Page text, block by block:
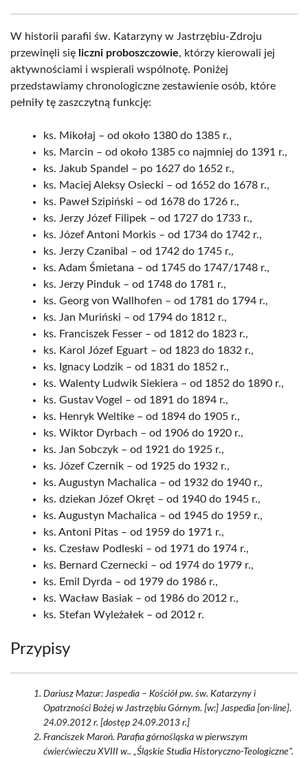
W historii parafii św. Katarzyny w Jastrzębiu-Zdroju
przewinęli się liczni proboszczowie, którzy kierowali jej
aktywnościami i wspierali wspólnotę. Poniżej
przedstawiamy chronologiczne zestawienie osób, które
pełniły tę zaszczytną funkcję:
ks. Mikołaj – od około 1380 do 1385 r.,
ks. Marcin – od około 1385 co najmniej do 1391 r.,
ks. Jakub Spandel – po 1627 do 1652 r.,
ks. Maciej Aleksy Osiecki – od 1652 do 1678 r.,
ks. Paweł Szipiński – od 1678 do 1726 r.,
ks. Jerzy Józef Filipek – od 1727 do 1733 r.,
ks. Józef Antoni Morkis – od 1734 do 1742 r.,
ks. Jerzy Czanibal – od 1742 do 1745 r.,
ks. Adam Śmietana – od 1745 do 1747/1748 r.,
ks. Jerzy Pinduk – od 1748 do 1781 r.,
ks. Georg von Wallhofen – od 1781 do 1794 r.,
ks. Jan Muriński – od 1794 do 1812 r.,
ks. Franciszek Fesser – od 1812 do 1823 r.,
ks. Karol Józef Eguart – od 1823 do 1832 r.,
ks. Ignacy Lodzik – od 1831 do 1852 r.,
ks. Walenty Ludwik Siekiera – od 1852 do 1890 r.,
ks. Gustav Vogel – od 1891 do 1894 r.,
ks. Henryk Weltike – od 1894 do 1905 r.,
ks. Wiktor Dyrbach – od 1906 do 1920 r.,
ks. Jan Sobczyk – od 1921 do 1925 r.,
ks. Józef Czernik – od 1925 do 1932 r.,
ks. Augustyn Machalica – od 1932 do 1940 r.,
ks. dziekan Józef Okręt – od 1940 do 1945 r.,
ks. Augustyn Machalica – od 1945 do 1959 r.,
ks. Antoni Pitas – od 1959 do 1971 r.,
ks. Czesław Podleski – od 1971 do 1974 r.,
ks. Bernard Czernecki – od 1974 do 1979 r.,
ks. Emil Dyrda – od 1979 do 1986 r.,
ks. Wacław Basiak – od 1986 do 2012 r.,
ks. Stefan Wyleżałek – od 2012 r.
Przypisy
Dariusz Mazur: Jaspedia – Kościół pw. św. Katarzyny i
Opatrzności Bożej w Jastrzębiu Górnym. [w:] Jaspedia [on-line].
24.09.2012 r. [dostęp 24.09.2013 r.]
Franciszek Maroń. Parafia górnośląska w pierwszym
ćwierćwieczu XVIII w.. „Śląskie Studia Historyczno-Teologiczne”.